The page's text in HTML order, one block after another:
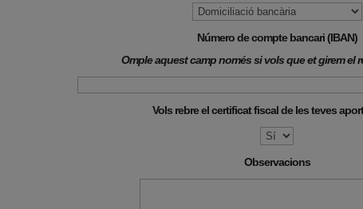
Número de compte bancari (IBAN)
Omple aquest camp només si vols que et girem el
Vols rebre el certificat fiscal de les teves
Observacions